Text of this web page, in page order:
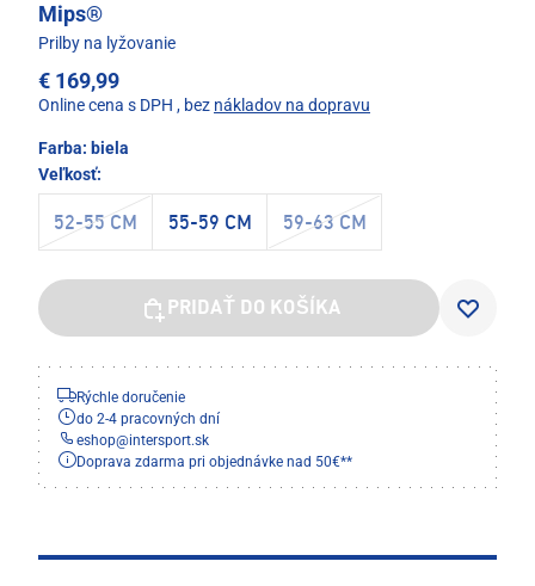
Mips®
Prilby na lyžovanie
€ 169,99
Online cena s DPH , bez nákladov na dopravu
Farba: biela
Veľkosť:
52-55 CM 55-59 CM 59-63 CM
PRIDAŤ DO KOŠÍKA
Rýchle doručenie
do 2-4 pracovných dní
eshop@intersport.sk
Doprava zdarma pri objednávke nad 50€**